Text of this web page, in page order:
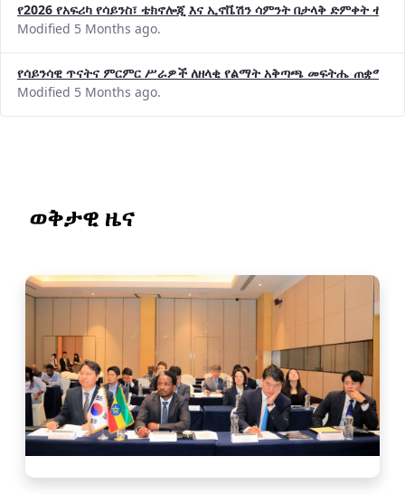
የ2026 የአፍሪካ የሳይንስ፣ ቴክኖሎጂ እና ኢኖቬሽን ሳምንት በታላቅ ድምቀት
Modified 5 Months ago.
የሳይንሳዊ ጥናትና ምርምር ሥራዎች ለዘላቂ የልማት አቅጣጫ መፍትሔ ጠቋሚ
Modified 5 Months ago.
ወቅታዊ ዜና